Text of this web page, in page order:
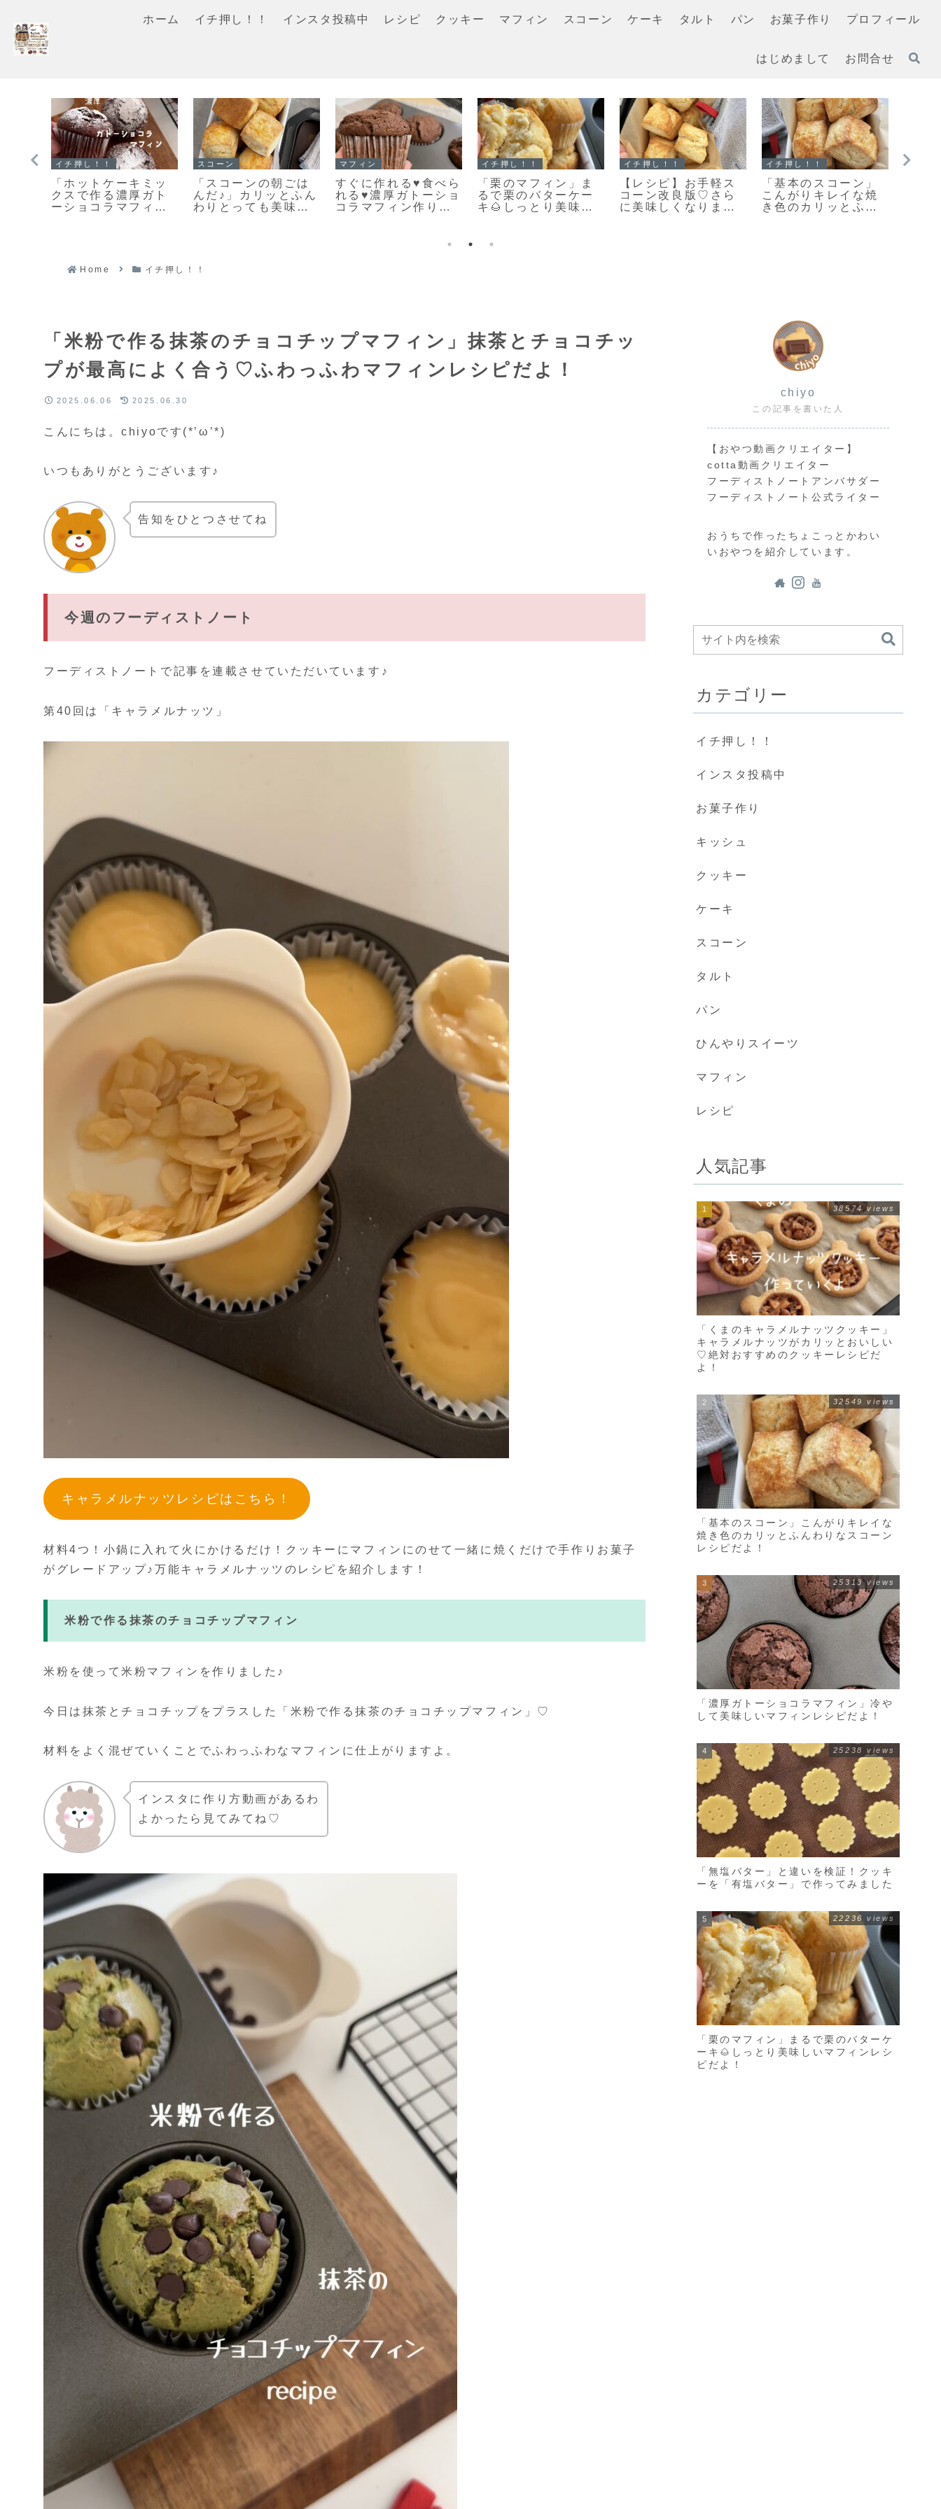
ホーム イチ押し！！ インスタ投稿中 レシピ クッキー マフィン スコーン ケーキ タルト パン お菓子作り プロフィール
はじめまして お問合せ
イチ押し！！
「基本のスコーン」
こんがりキレイな焼
き色のカリッとふん
スコーン
【レシピ】リスドォ
ルで作るスコーン♡
やってみたらめちゃ
イチ押し！！
「メロンパンクッキ
ー」ちっちゃくてか
わいい♡まるでメロ
イチ押し！！
「くまのキャラメル
ナッツクッキー」キ
ャラメルナッツがカ
ーレシピだよ！
イチ押し！！
「基本の型抜きクッ
キー生地」簡単で扱
いやすいプレーンク
スコーン
手軽に作る♪とっても
美味しい♡見た目も
キレイなスコーン作
マフィン
「濃厚ガトー
ラマフィン」
て美味しいマ
Home イチ押し！！
「米粉で作る抹茶のチョコチップマフィン」抹茶とチョコチッ
プが最高によく合う♡ふわっふわマフィンレシピだよ！
2025.06.06 2025.06.30
こんにちは。chiyoです(*’ω’*)
いつもありがとうございます♪
告知をひとつさせてね
今週のフーディストノート
フーディストノートで記事を連載させていただいています♪
第40回は「キャラメルナッツ」
キャラメルナッツレシピはこちら！
材料4つ！小鍋に入れて火にかけるだけ！クッキーにマフィンにのせて一緒に焼くだけで手作りお菓子
がグレードアップ♪万能キャラメルナッツのレシピを紹介します！
米粉で作る抹茶のチョコチップマフィン
米粉を使って米粉マフィンを作りました♪
今日は抹茶とチョコチップをプラスした「米粉で作る抹茶のチョコチップマフィン」♡
材料をよく混ぜていくことでふわっふわなマフィンに仕上がりますよ。
インスタに作り方動画があるわ
よかったら見てみてね♡
chiyo
この記事を書いた人
【おやつ動画クリエイター】
cotta動画クリエイター
フーディストノートアンバサダー
フーディストノート公式ライター
おうちで作ったちょこっとかわい
いおやつを紹介しています。
カテゴリー
イチ押し！！
インスタ投稿中
お菓子作り
キッシュ
クッキー
ケーキ
スコーン
タルト
パン
ひんやりスイーツ
マフィン
レシピ
人気記事
「くまのキャラメルナッツクッキー」
キャラメルナッツがカリッとおいしい
♡絶対おすすめのクッキーレシピだ
よ！
38574 views
「基本のスコーン」こんがりキレイな
焼き色のカリッとふんわりなスコーン
レシピだよ！
32549 views
「濃厚ガトーショコラマフィン」冷や
して美味しいマフィンレシピだよ！
25313 views
「無塩バター」と違いを検証！クッキ
ーを「有塩バター」で作ってみました
25238 views
「栗のマフィン」まるで栗のバターケ
ーキ🌰しっとり美味しいマフィンレシ
ピだよ！
22236 views